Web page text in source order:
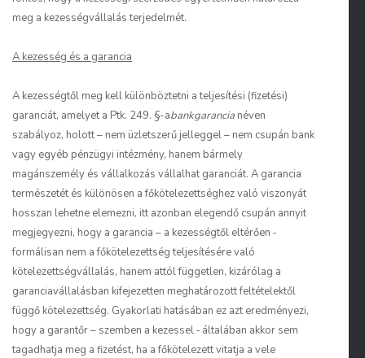
meg a kezességvállalás terjedelmét.
A kezesség és a garancia
A kezességtől meg kell különböztetni a teljesítési (fizetési)
garanciát, amelyet a Ptk. 249. §-abankgarancia néven
szabályoz, holott – nem üzletszerű jelleggel – nem csupán bank
vagy egyéb pénzügyi intézmény, hanem bármely
magánszemély és vállalkozás vállalhat garanciát. A garancia
természetét és különösen a főkötelezettséghez való viszonyát
hosszan lehetne elemezni, itt azonban elegendő csupán annyit
megjegyezni, hogy a garancia – a kezességtől eltérően ‑
formálisan nem a főkötelezettség teljesítésére való
kötelezettségvállalás, hanem attól független, kizárólag a
garanciavállalásban kifejezetten meghatározott feltételektől
függő kötelezettség. Gyakorlati hatásában ez azt eredményezi,
hogy a garantőr – szemben a kezessel ‑ általában akkor sem
tagadhatja meg a fizetést, ha a főkötelezett vitatja a vele